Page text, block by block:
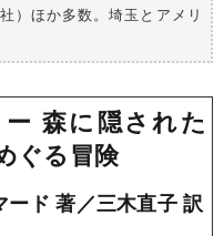
）ほか多数。埼玉とアメリ
森に隠された
ぐる冒険
ード 著／三木直子 訳